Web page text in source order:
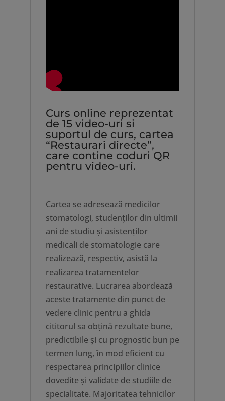
Curs online reprezentat
de 15 video-uri si
suportul de curs, cartea
“Restaurari directe”,
care contine coduri QR
pentru video-uri.
Cartea se adresează medicilor
stomatologi, studenților din ultimii
ani de studiu și asistenților
medicali de stomatologie care
realizează, respectiv, asistă la
realizarea tratamentelor
restaurative. Lucrarea abordează
aceste tratamente din punct de
vedere clinic pentru a ghida
cititorul sa obțină rezultate bune,
predictibile și cu prognostic bun pe
termen lung, în mod eficient cu
respectarea principiilor clinice
dovedite și validate de studiile de
specialitate. Majoritatea tehnicilor